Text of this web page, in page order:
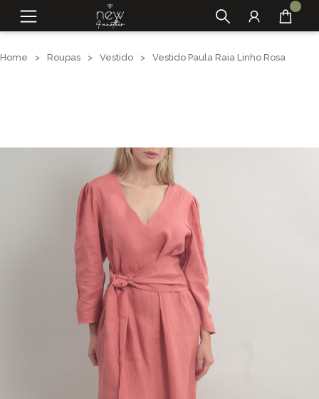
Home > Roupas > Vestido > Vestido Paula Raia Linho Rosa